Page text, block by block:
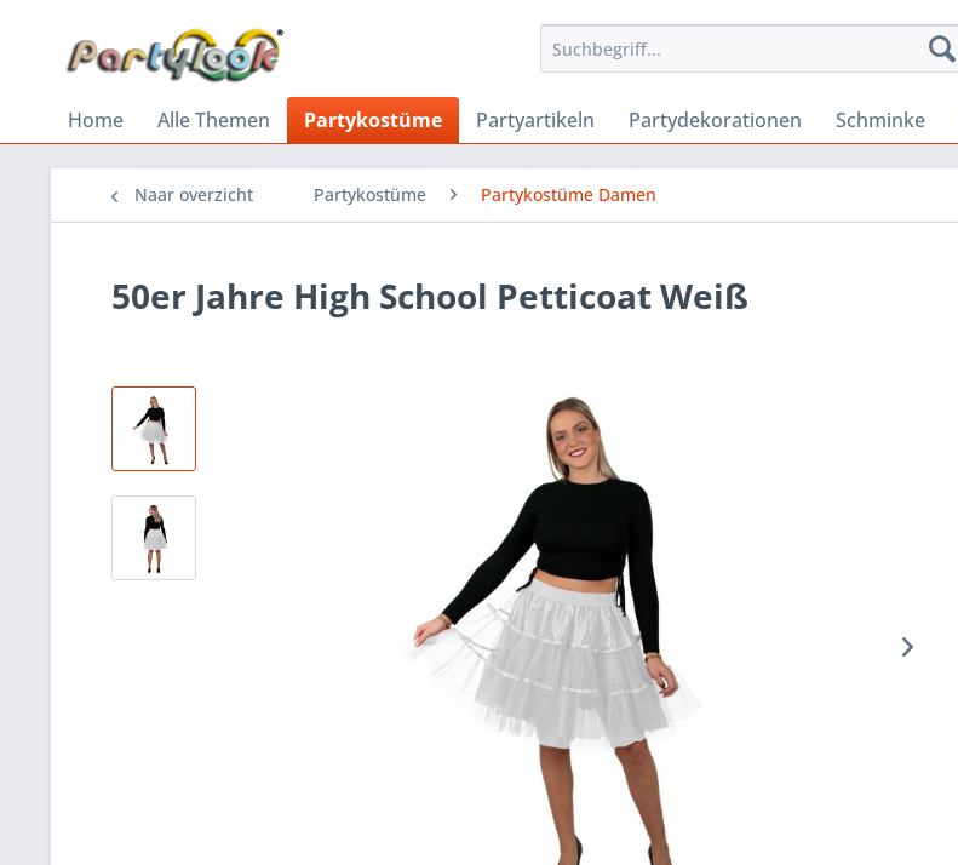
Home Alle Themen Partykostüme Partyartikeln Partydekorationen Schminke
Naar overzicht Partykostüme Partykostüme Damen
50er Jahre High School Petticoat Weiß